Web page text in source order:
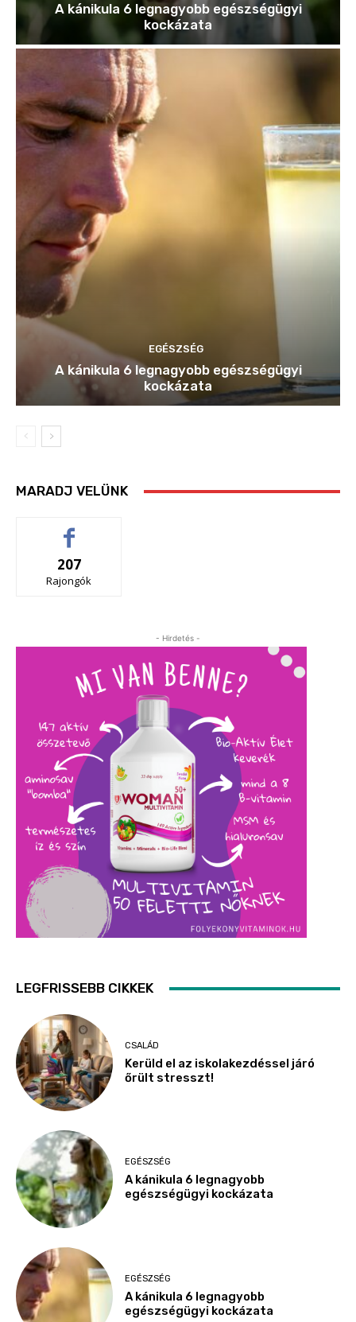
A kánikula 6 legnagyobb egészségügyi
kockázata
EGÉSZSÉG
A kánikula 6 legnagyobb egészségügyi
kockázata
MARADJ VELÜNK
207
Rajongók
- Hirdetés -
LEGFRISSEBB CIKKEK
CSALÁD
Kerüld el az iskolakezdéssel járó
őrült stresszt!
EGÉSZSÉG
A kánikula 6 legnagyobb
egészségügyi kockázata
EGÉSZSÉG
A kánikula 6 legnagyobb
egészségügyi kockázata